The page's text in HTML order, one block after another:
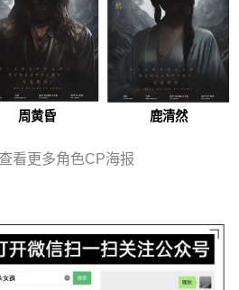
周黄昏 鹿清然
看更多角色CP海报